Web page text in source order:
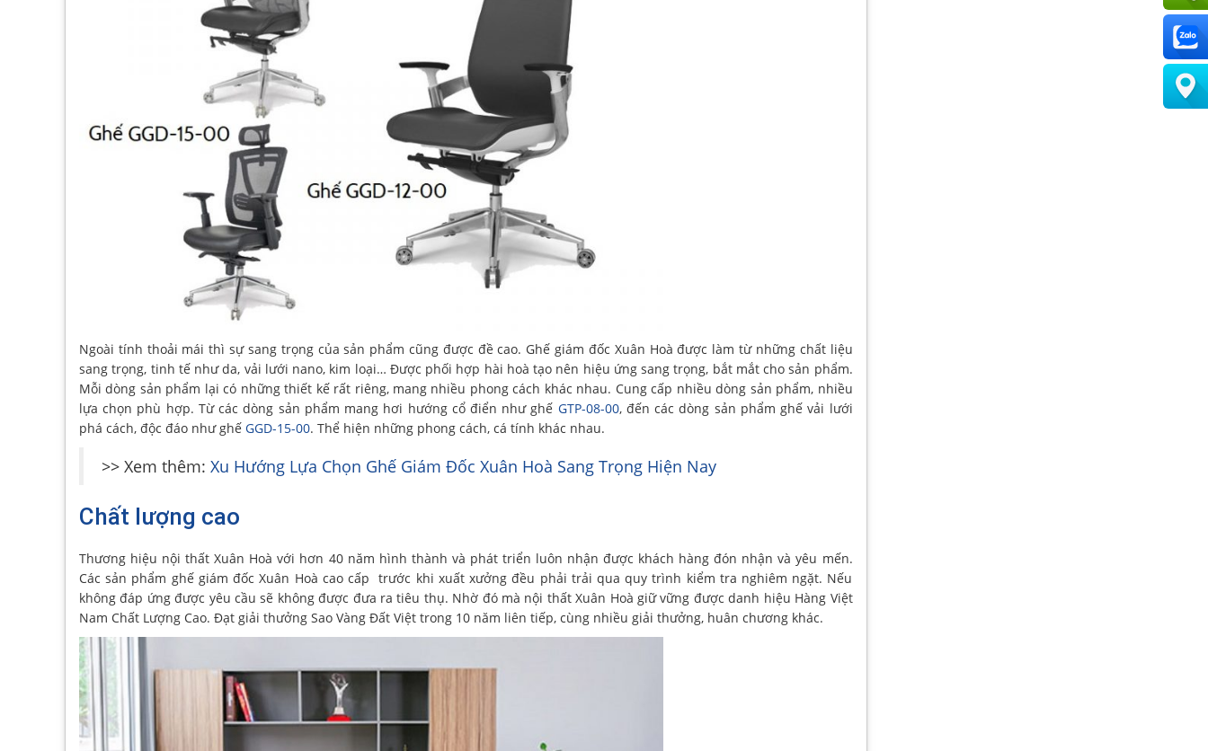
Ngoài tính thoải mái thì sự sang trọng của sản phẩm cũng được đề cao. Ghế giám đốc Xuân Hoà được làm từ những chất liệu
sang trọng, tinh tế như da, vải lưới nano, kim loại… Được phối hợp hài hoà tạo nên hiệu ứng sang trọng, bắt mắt cho sản phẩm.
Mỗi dòng sản phẩm lại có những thiết kế rất riêng, mang nhiều phong cách khác nhau. Cung cấp nhiều dòng sản phẩm, nhiều
lựa chọn phù hợp. Từ các dòng sản phẩm mang hơi hướng cổ điển như ghế GTP-08-00, đến các dòng sản phẩm ghế vải lưới
phá cách, độc đáo như ghế GGD-15-00. Thể hiện những phong cách, cá tính khác nhau.
>> Xem thêm: Xu Hướng Lựa Chọn Ghế Giám Đốc Xuân Hoà Sang Trọng Hiện Nay
Chất lượng cao
Thương hiệu nội thất Xuân Hoà với hơn 40 năm hình thành và phát triển luôn nhận được khách hàng đón nhận và yêu mến.
Các sản phẩm ghế giám đốc Xuân Hoà cao cấp trước khi xuất xưởng đều phải trải qua quy trình kiểm tra nghiêm ngặt. Nếu
không đáp ứng được yêu cầu sẽ không được đưa ra tiêu thụ. Nhờ đó mà nội thất Xuân Hoà giữ vững được danh hiệu Hàng Việt
Nam Chất Lượng Cao. Đạt giải thưởng Sao Vàng Đất Việt trong 10 năm liên tiếp, cùng nhiều giải thưởng, huân chương khác.